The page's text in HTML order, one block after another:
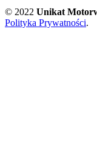
© 2022 Unikat
Polityka Prywatności.